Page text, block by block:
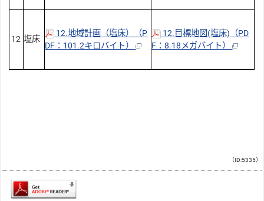
12 塩床
12.地域計画（塩床）（P
DF：101.2キロバイト）
12.目標地図(塩床)（PD
F：8.18メガバイト）
（ID:5335）